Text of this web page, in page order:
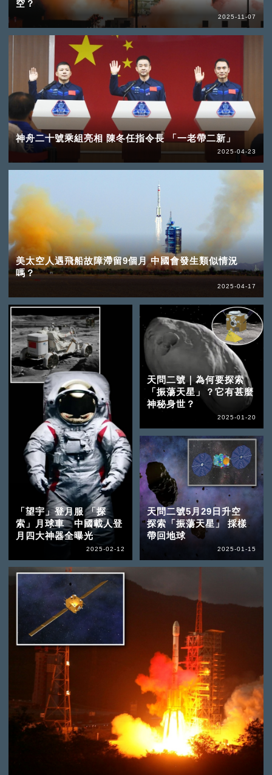
空？
2025-11-07
神舟二十號乘組亮相 陳冬任指令長 「一老帶二新」
2025-04-23
美太空人遇飛船故障滯留9個月 中國會發生類似情況
嗎？
2025-04-17
「望宇」登月服 「探
索」月球車 中國載人登
月四大神器全曝光
2025-02-12
天問二號｜為何要探索
「振蕩天星」？它有甚麼
神秘身世？
2025-01-20
天問二號5月29日升空
探索「振蕩天星」 採樣
帶回地球
2025-01-15